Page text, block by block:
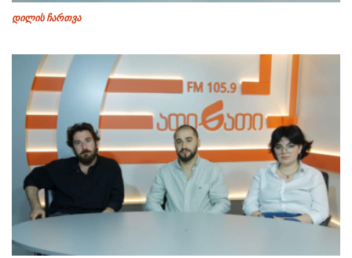
დილის ჩართვა